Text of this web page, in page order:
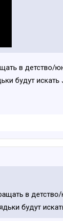
в детство/
будут
в
будут